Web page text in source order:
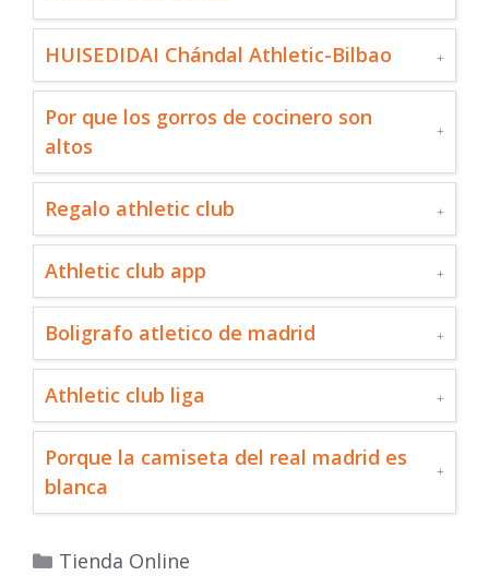
HUISEDIDAI Chándal Athletic-Bilbao
Por que los gorros de cocinero son
altos
Regalo athletic club
Athletic club app
Boligrafo atletico de madrid
Athletic club liga
Porque la camiseta del real madrid es
blanca
Categorías
Tienda Online